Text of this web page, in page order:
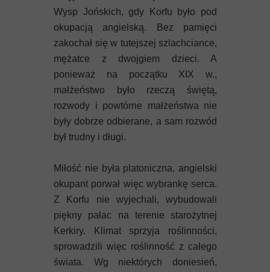
Wysp Jońskich, gdy Korfu było pod
okupacją angielską. Bez pamięci
zakochał się w tutejszej szlachciance,
mężatce z dwojgiem dzieci. A
ponieważ na początku XIX w.,
małżeństwo było rzeczą świętą,
rozwody i powtórne małżeństwa nie
były dobrze odbierane, a sam rozwód
był trudny i długi.
Miłość nie była platoniczna, angielski
okupant porwał więc wybrankę serca.
Z Korfu nie wyjechali, wybudowali
piękny pałac na terenie starożytnej
Kerkiry. Klimat sprzyja roślinności,
sprowadzili więc roślinność z całego
świata. Wg niektórych doniesień,